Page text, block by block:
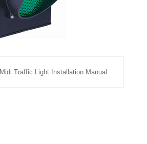
Midi Traffic Light Installation Manual